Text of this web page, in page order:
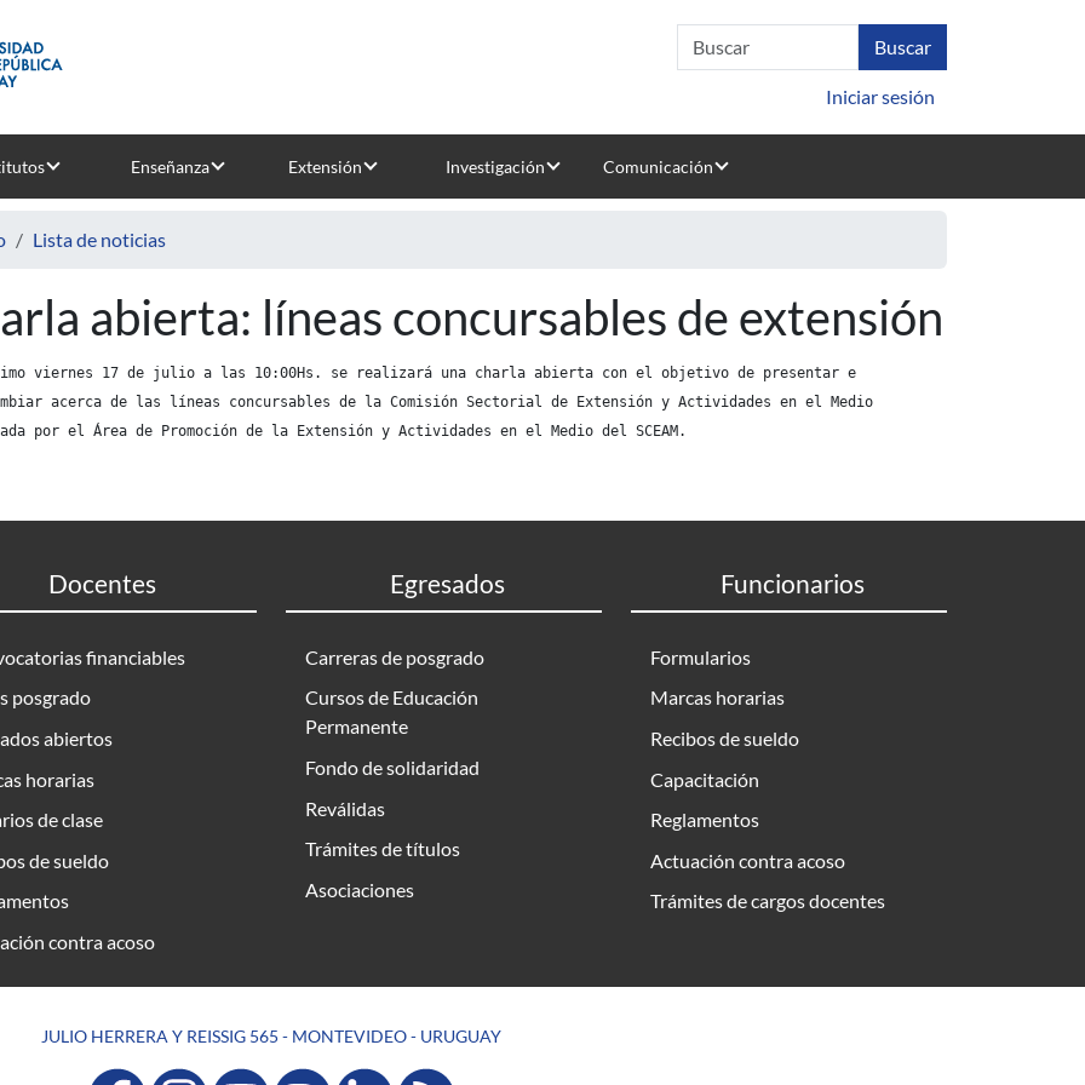
Iniciar sesión
Enseñanza Extensión Investigación Comunicación
Lista de noticias
abierta: líneas concursables de extensión
viernes 17 de julio a las 10:00Hs. se realizará una charla abierta con el objetivo de presentar e
acerca de las líneas concursables de la Comisión Sectorial de Extensión y Actividades en el Medio
por el Área de Promoción de la Extensión y Actividades en el Medio del SCEAM.
Docentes
financiables
posgrado
abiertos
horarias
de clase
de sueldo
contra acoso
Egresados
Carreras de posgrado
Cursos de Educación
Permanente
Fondo de solidaridad
Reválidas
Trámites de títulos
Asociaciones
Funcionarios
Formularios
Marcas horarias
Recibos de sueldo
Capacitación
Reglamentos
Actuación contra acoso
Trámites de cargos docentes
JULIO HERRERA Y REISSIG 565 - MONTEVIDEO - URUGUAY